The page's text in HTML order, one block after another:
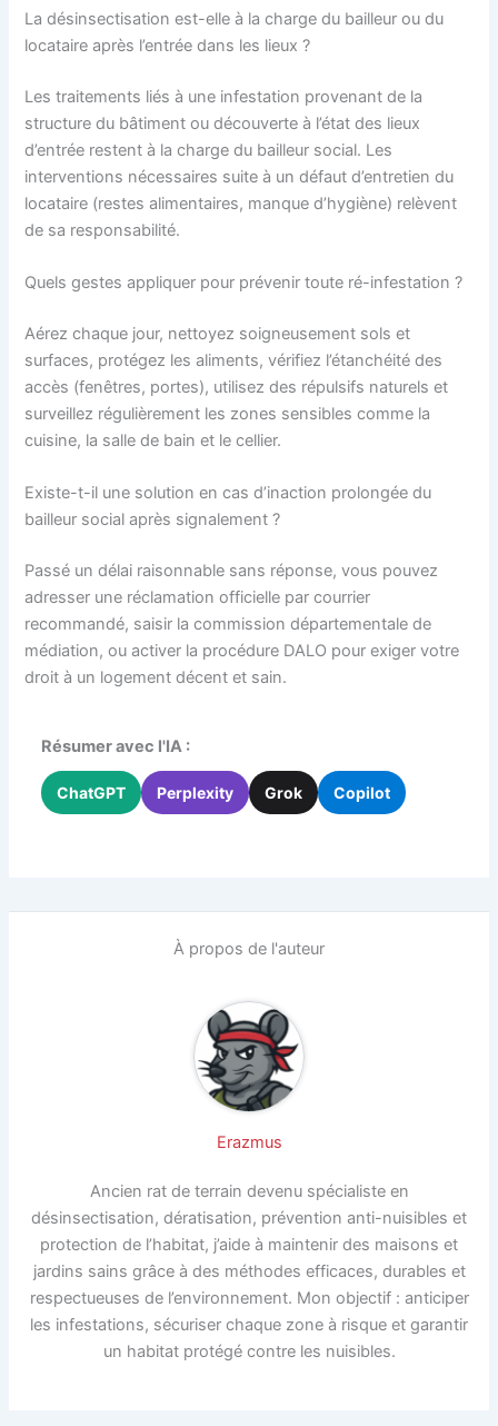
La désinsectisation est-elle à la charge du bailleur ou du
locataire après l’entrée dans les lieux ?
Les traitements liés à une infestation provenant de la
structure du bâtiment ou découverte à l’état des lieux
d’entrée restent à la charge du bailleur social. Les
interventions nécessaires suite à un défaut d’entretien du
locataire (restes alimentaires, manque d’hygiène) relèvent
de sa responsabilité.
Quels gestes appliquer pour prévenir toute ré-infestation ?
Aérez chaque jour, nettoyez soigneusement sols et
surfaces, protégez les aliments, vérifiez l’étanchéité des
accès (fenêtres, portes), utilisez des répulsifs naturels et
surveillez régulièrement les zones sensibles comme la
cuisine, la salle de bain et le cellier.
Existe-t-il une solution en cas d’inaction prolongée du
bailleur social après signalement ?
Passé un délai raisonnable sans réponse, vous pouvez
adresser une réclamation officielle par courrier
recommandé, saisir la commission départementale de
médiation, ou activer la procédure DALO pour exiger votre
droit à un logement décent et sain.
Résumer avec l'IA :
ChatGPT Perplexity Grok Copilot
À propos de l'auteur
Erazmus
Ancien rat de terrain devenu spécialiste en
désinsectisation, dératisation, prévention anti-nuisibles et
protection de l’habitat, j’aide à maintenir des maisons et
jardins sains grâce à des méthodes efficaces, durables et
respectueuses de l’environnement. Mon objectif : anticiper
les infestations, sécuriser chaque zone à risque et garantir
un habitat protégé contre les nuisibles.